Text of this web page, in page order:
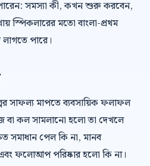
সমস্যা কী, কখন শুরু করবেন,
স্পিকলারের মতো বাংলা-প্রথম
পারে।
সাফল্য মাপতে ব্যবসায়িক ফলাফল
কল সামলানো হলো তা দেখলে
সমাধান পেল কি না, মানব
ফলোআপ পরিষ্কার হলো কি না।